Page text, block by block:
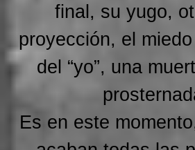
final, su yugo,
proyección, el
del “yo”, una
Es en este